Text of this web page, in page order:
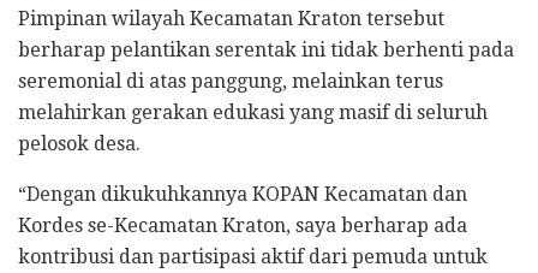
Pimpinan wilayah Kecamatan Kraton tersebut
berharap pelantikan serentak ini tidak berhenti pada
seremonial di atas panggung, melainkan terus
melahirkan gerakan edukasi yang masif di seluruh
pelosok desa.
“Dengan dikukuhkannya KOPAN Kecamatan dan
Kordes se-Kecamatan Kraton, saya berharap ada
kontribusi dan partisipasi aktif dari pemuda untuk